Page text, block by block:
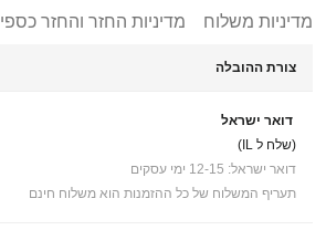
מדיניות משלוח מדיניות החזר והחזר כספי
צורת ההובלה
דואר ישראל
(שלח ל IL)
דואר ישראל: 12-15 ימי עסקים
תעריף המשלוח של כל ההזמנות הוא משלוח חינם